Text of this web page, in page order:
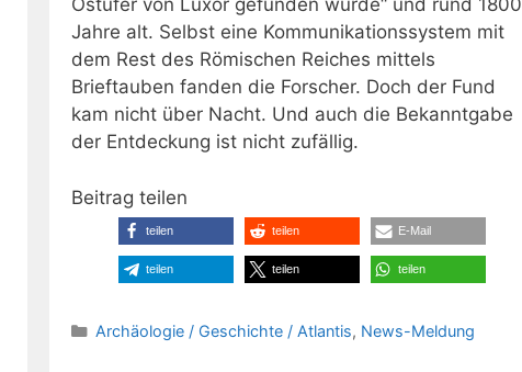
Ostufer von Luxor gefunden wurde“ und rund 1800
Jahre alt. Selbst eine Kommunikationssystem mit
dem Rest des Römischen Reiches mittels
Brieftauben fanden die Forscher. Doch der Fund
kam nicht über Nacht. Und auch die Bekanntgabe
der Entdeckung ist nicht zufällig.
Beitrag teilen
teilen teilen E-Mail
teilen teilen teilen
Kategorien
Archäologie / Geschichte / Atlantis, News-Meldung